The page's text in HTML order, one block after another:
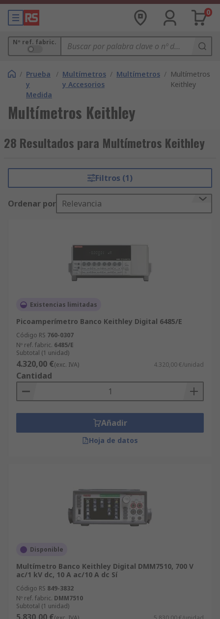
0
Nº ref. fabric.
/ Prueba
y
Medida
/ Multímetros
y Accesorios
/ Multímetros / Multímetros
Keithley
Multímetros Keithley
28 Resultados para Multímetros Keithley
Filtros (1)
Ordenar por Relevancia
Existencias limitadas
Picoamperímetro Banco Keithley Digital 6485/E
Código RS 760-0307
Nº ref. fabric. 6485/E
Subtotal (1 unidad)
4.320,00 €(exc. IVA) 4.320,00 €/unidad
Cantidad
Añadir
Hoja de datos
Disponible
Multímetro Banco Keithley Digital DMM7510, 700 V
ac/1 kV dc, 10 A ac/10 A dc Sí
Código RS 849-3832
Nº ref. fabric. DMM7510
Subtotal (1 unidad)